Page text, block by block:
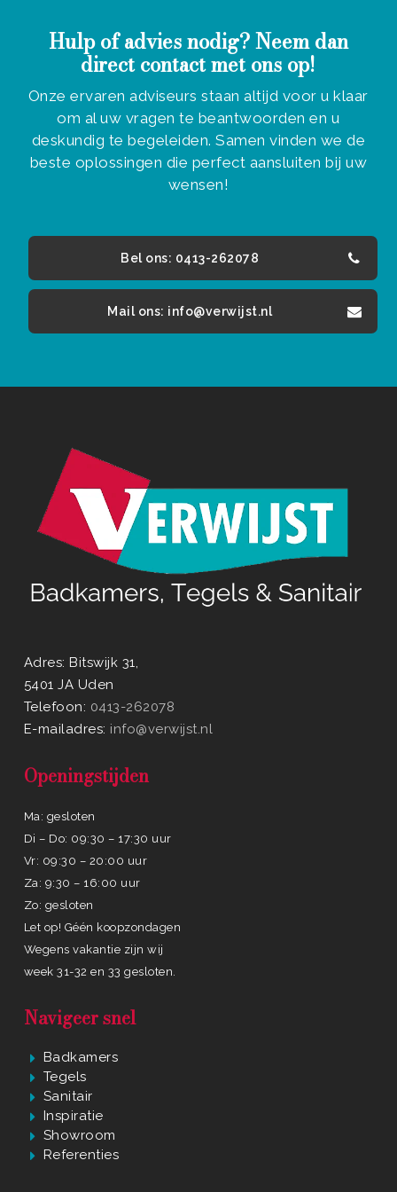
Hulp of advies nodig? Neem dan
direct contact met ons op!
Onze ervaren adviseurs staan altijd voor u klaar
om al uw vragen te beantwoorden en u
deskundig te begeleiden. Samen vinden we de
beste oplossingen die perfect aansluiten bij uw
wensen!
Bel ons: 0413-262078
Mail ons: info@verwijst.nl
Adres: Bitswijk 31,
5401 JA Uden
Telefoon: 0413-262078
E-mailadres: info@verwijst.nl
Openingstijden
Ma: gesloten
Di – Do: 09:30 – 17:30 uur
Vr: 09:30 – 20:00 uur
Za: 9:30 – 16:00 uur
Zo: gesloten
Let op! Géén koopzondagen
Wegens vakantie zijn wij
week 31-32 en 33 gesloten.
Navigeer snel
Badkamers
Tegels
Sanitair
Inspiratie
Showroom
Referenties